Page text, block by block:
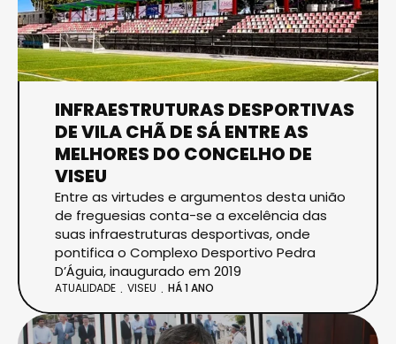
INFRAESTRUTURAS DESPORTIVAS
DE VILA CHÃ DE SÁ ENTRE AS
MELHORES DO CONCELHO DE
VISEU
Entre as virtudes e argumentos desta união
de freguesias conta-se a excelência das
suas infraestruturas desportivas, onde
pontifica o Complexo Desportivo Pedra
D’Águia, inaugurado em 2019
ATUALIDADE VISEU HÁ 1 ANO